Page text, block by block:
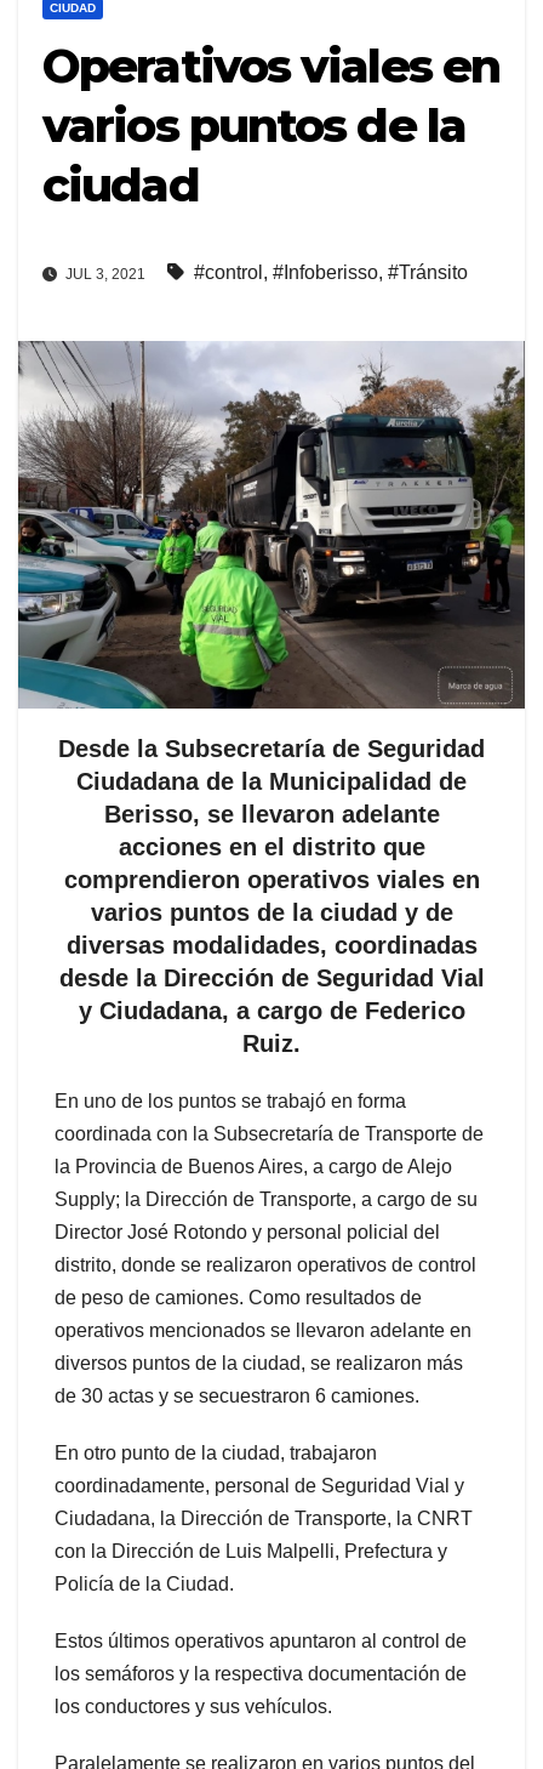
CIUDAD
Operativos viales en
varios puntos de la
ciudad
JUL 3, 2021 #control , #Infoberisso, #Tránsito
Desde la Subsecretaría de Seguridad
Ciudadana de la Municipalidad de
Berisso, se llevaron adelante
acciones en el distrito que
comprendieron operativos viales en
varios puntos de la ciudad y de
diversas modalidades, coordinadas
desde la Dirección de Seguridad Vial
y Ciudadana, a cargo de Federico
Ruiz.
En uno de los puntos se trabajó en forma
coordinada con la Subsecretaría de Transporte de
la Provincia de Buenos Aires, a cargo de Alejo
Supply; la Dirección de Transporte, a cargo de su
Director José Rotondo y personal policial del
distrito, donde se realizaron operativos de control
de peso de camiones. Como resultados de
operativos mencionados se llevaron adelante en
diversos puntos de la ciudad, se realizaron más
de 30 actas y se secuestraron 6 camiones.
En otro punto de la ciudad, trabajaron
coordinadamente, personal de Seguridad Vial y
Ciudadana, la Dirección de Transporte, la CNRT
con la Dirección de Luis Malpelli, Prefectura y
Policía de la Ciudad.
Estos últimos operativos apuntaron al control de
los semáforos y la respectiva documentación de
los conductores y sus vehículos.
Paralelamente se realizaron en varios puntos del